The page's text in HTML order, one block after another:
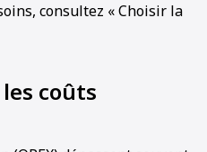
consultez « Choisir la
coûts